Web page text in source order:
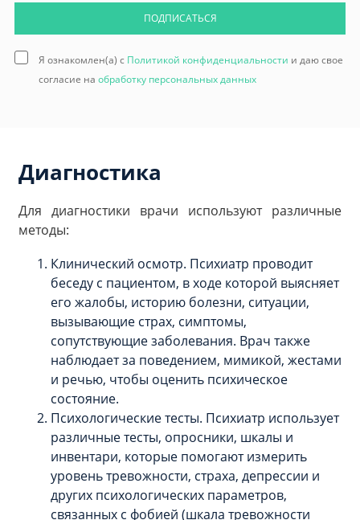
ПОДПИСАТЬСЯ
Я ознакомлен(а) с Политикой конфиденциальности и даю свое
согласие на обработку персональных данных
Диагностика
Для диагностики врачи используют различные
методы:
Клинический осмотр. Психиатр проводит
беседу с пациентом, в ходе которой выясняет
его жалобы, историю болезни, ситуации,
вызывающие страх, симптомы,
сопутствующие заболевания. Врач также
наблюдает за поведением, мимикой, жестами
и речью, чтобы оценить психическое
состояние.
Психологические тесты. Психиатр использует
различные тесты, опросники, шкалы и
инвентари, которые помогают измерить
уровень тревожности, страха, депрессии и
других психологических параметров,
связанных с фобией (шкала тревожности